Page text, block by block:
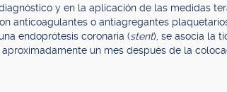
y en la aplicación de las medidas
anticoagulantes o antiagregantes
endoprótesis coronaria (stent), se asocia la
un mes después de la